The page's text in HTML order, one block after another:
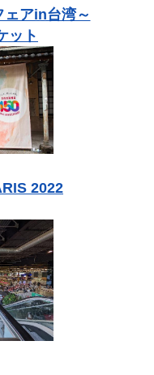
アin台湾～
ット
2022